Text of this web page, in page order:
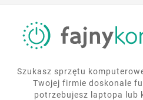
Szukasz sprzętu
Twojej firmie doskonale
potrzebujesz laptopa lub